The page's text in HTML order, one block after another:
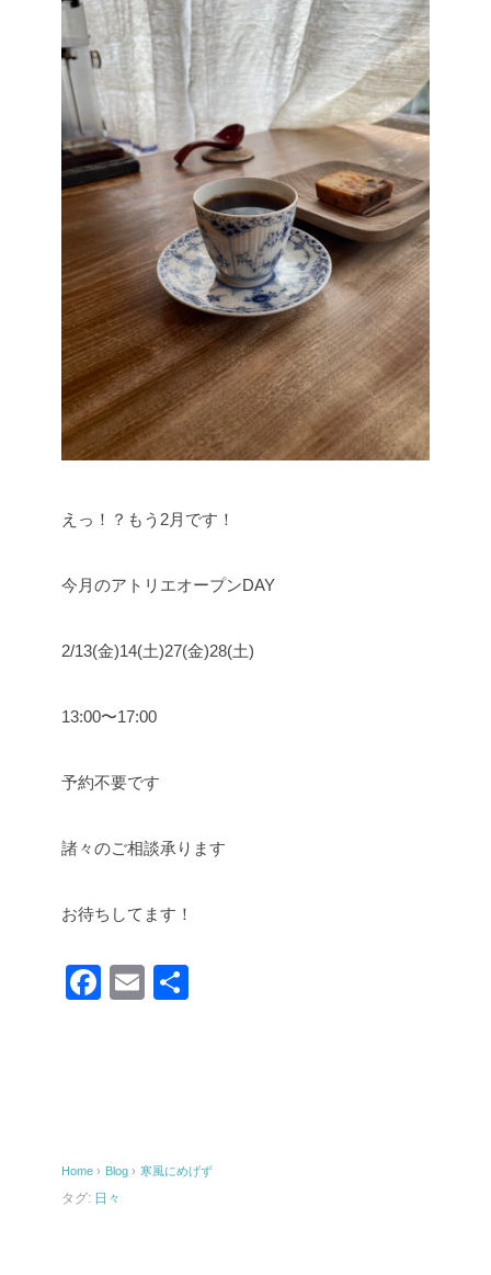
えっ！？もう2月です！
今月のアトリエオープンDAY
2/13(金)14(土)27(金)28(土)
13:00〜17:00
予約不要です
諸々のご相談承ります
お待ちしてます！
F
o
o
E
Home › Blog › 寒風にめげず
タグ: 日々